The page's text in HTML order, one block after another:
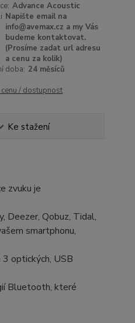
Advance Acoustic
Napište email na
info@avemax.cz a my Vás
budeme kontaktovat.
(Prosíme zadat url adresu
a cenu za kolik)
doba: 24 měsíců
/ dostupnost
Ke stažení
zvuku je
Deezer, Qobuz, Tidal,
smartphonu,
optických, USB
Bluetooth, které